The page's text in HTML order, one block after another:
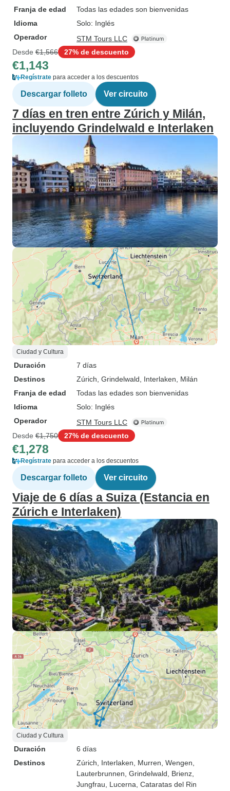
Franja de edad
Todas las edades son bienvenidas
Idioma
Solo: Inglés
Operador
STM Tours LLC
Desde €1,566 27% de descuento
€1,143
Regístrate para acceder a los descuentos
Descargar folleto Ver circuito
7 días en tren entre Zúrich y Milán,
incluyendo Grindelwald e Interlaken
Ciudad y Cultura
Duración
7 días
Destinos
Zúrich , Grindelwald , Interlaken , Milán
Franja de edad
Todas las edades son bienvenidas
Idioma
Solo: Inglés
Operador
STM Tours LLC
Desde €1,750 27% de descuento
€1,278
Regístrate para acceder a los descuentos
Descargar folleto Ver circuito
Viaje de 6 días a Suiza (Estancia en
Zúrich e Interlaken)
Ciudad y Cultura
Duración
6 días
Destinos
Zúrich , Interlaken , Murren , Wengen
Lauterbrunnen , Grindelwald , Brienz
Jungfrau , Lucerna , Cataratas del Rin